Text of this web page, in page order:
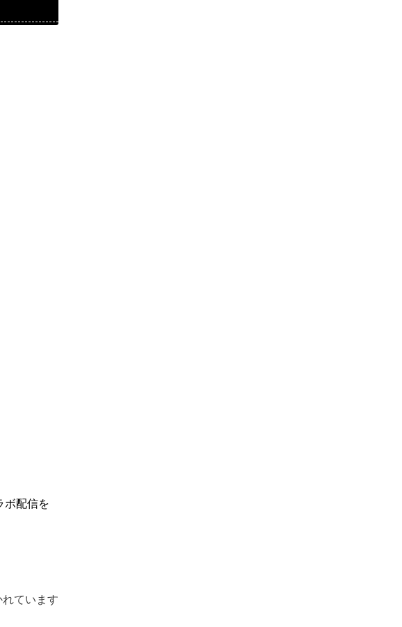
ボ配信を
ています